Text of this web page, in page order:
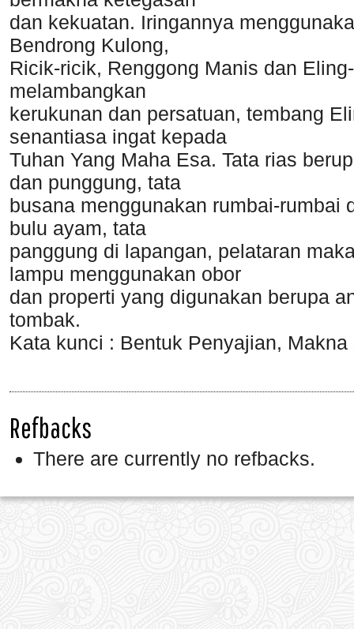
dan kekuatan. Iringannya
Bendrong Kulong,
Ricik-ricik, Renggong Manis dan
melambangkan
kerukunan dan persatuan, tembang
senantiasa ingat kepada
Tuhan Yang Maha Esa. Tata rias
dan punggung, tata
busana menggunakan rumbai-rumbai
bulu ayam, tata
panggung di lapangan, pelataran
lampu menggunakan obor
dan properti yang digunakan berupa
tombak.
Kata kunci : Bentuk Penyajian,
Refbacks
There are currently no refbacks.